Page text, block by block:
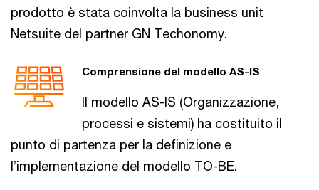
prodotto è stata coinvolta la business unit
Netsuite del partner GN Techonomy.
Comprensione del modello AS-IS
Il modello AS-IS (Organizzazione,
processi e sistemi) ha costituito il
punto di partenza per la definizione e
l’implementazione del modello TO-BE.